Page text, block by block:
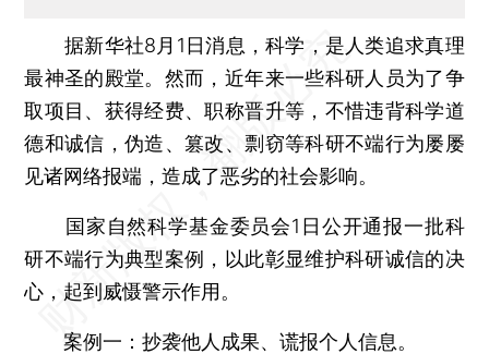
据新华社8月1日消息，科学，是人类追求真理
最神圣的殿堂。然而，近年来一些科研人员为了争
取项目、获得经费、职称晋升等，不惜违背科学道
德和诚信，伪造、篡改、剽窃等科研不端行为屡屡
见诸网络报端，造成了恶劣的社会影响。
国家自然科学基金委员会1日公开通报一批科
研不端行为典型案例，以此彰显维护科研诚信的决
心，起到威慑警示作用。
案例一：抄袭他人成果、谎报个人信息。